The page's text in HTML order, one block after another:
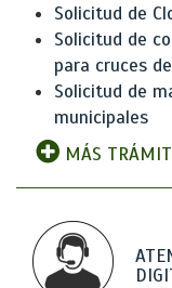
Solicitud de
Solicitud de
para cruces
Solicitud de
municipales
MÁS